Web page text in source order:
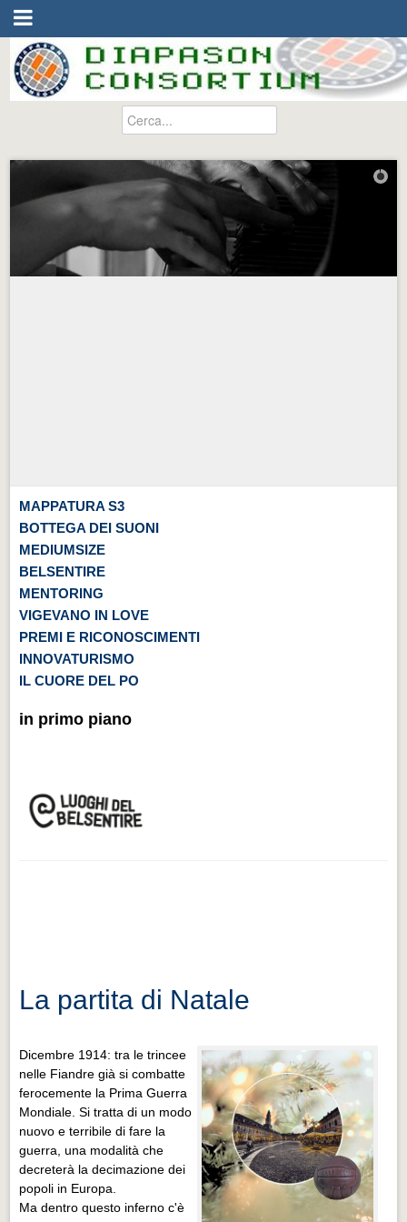
MAPPATURA S3
BOTTEGA DEI SUONI
MEDIUMSIZE
BELSENTIRE
MENTORING
VIGEVANO IN LOVE
PREMI E RICONOSCIMENTI
INNOVATURISMO
IL CUORE DEL PO
in primo piano
La partita di Natale
Dicembre 1914: tra le trincee
nelle Fiandre già si combatte
ferocemente la Prima Guerra
Mondiale. Si tratta di un modo
nuovo e terribile di fare la
guerra, una modalità che
decreterà la decimazione dei
popoli in Europa.
Ma dentro questo inferno c'è